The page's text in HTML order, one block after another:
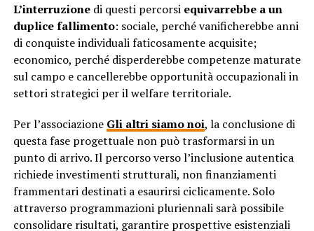
L’interruzionedi questi percorsi equivarrebbe a un
duplice fallimento: sociale, perché vanificherebbe anni
di conquiste individuali faticosamente acquisite;
economico, perché disperderebbe competenze maturate
sul campo e cancellerebbe opportunità occupazionali in
settori strategici per il welfare territoriale.
Per l’associazione Gli altri siamo noi, la conclusione di
questa fase progettuale non può trasformarsi in un
punto di arrivo. Il percorso verso l’inclusione autentica
richiede investimenti strutturali, non finanziamenti
frammentari destinati a esaurirsi ciclicamente. Solo
attraverso programmazioni pluriennali sarà possibile
consolidare risultati, garantire prospettive esistenziali